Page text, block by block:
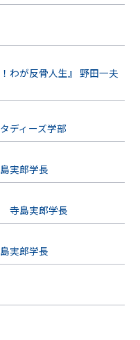
わが反骨人生』 野田一夫
ディーズ学部
実郎学長
寺島実郎学長
実郎学長